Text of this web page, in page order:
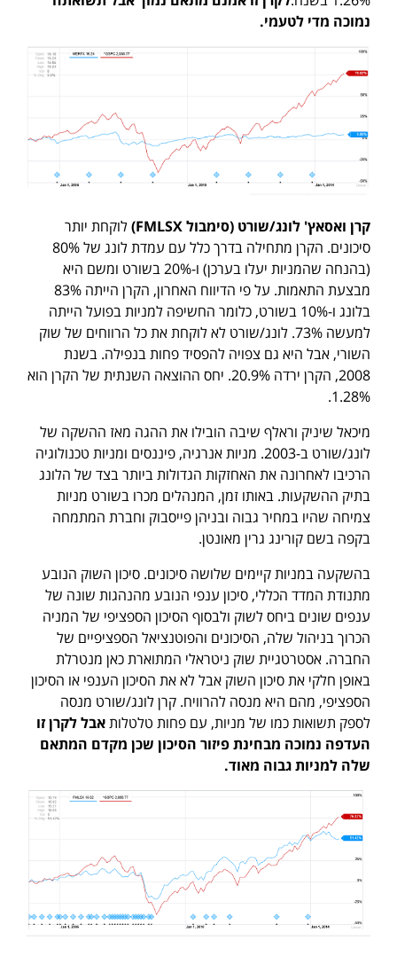
נמוכה מדי לטעמי.
קרן ואסאץ' לונג/שורט (סימבולFMLSX
)לוקחת יותר
סיכונים. הקרן מתחילה בדרך כלל עם עמדת לונג של 80%
(בהנחה שהמניות יעלו בערכן) ו-20% בשורט ומשם היא
מבצעת התאמות. על פי הדיווח האחרון, הקרן הייתה 83%
בלונג ו-10% בשורט, כלומר החשיפה למניות בפועל הייתה
למעשה 73%. לונג/שורט לא לוקחת את כל הרווחים של שוק
השורי, אבל היא גם צפויה להפסיד פחות בנפילה. בשנת
2008, הקרן ירדה 20.9%. יחס ההוצאה השנתית של הקרן הוא
1.28%.
מיכאל שיניק וראלף שיבה הובילו את ההגה מאז ההשקה של
לונג/שורט ב-2003. מניות אנרגיה, פיננסים ומניות טכנולוגיה
הרכיבו לאחרונה את האחזקות הגדולות ביותר בצד של הלונג
בתיק ההשקעות. באותו זמן, המנהלים מכרו בשורט מניות
צמיחה שהיו במחיר גבוה ובניהן פייסבוק וחברת המתמחה
בקפה בשם קורינג גרין מאונטן.
בהשקעה במניות קיימים שלושה סיכונים. סיכון השוק הנובע
מתנודת המדד הכללי, סיכון ענפי הנובע מהנהגות שונה של
ענפים שונים ביחס לשוק ולבסוף הסיכון הספציפי של המניה
הכרוך בניהול שלה, הסיכונים והפוטנציאל הספציפיים של
החברה. אסטרטגיית שוק ניטראלי המתוארת כאן מנטרלת
באופן חלקי את סיכון השוק אבל לא את הסיכון הענפי או הסיכון
הספציפי, מהם היא מנסה להרוויח. קרן לונג/שורט מנסה
לספק תשואות כמו של מניות, עם פחות טלטלותאבללקרן זו
העדפה נמוכה מבחינת פיזור הסיכון שכן מקדם המתאם
שלה למניות גבוה מאוד.